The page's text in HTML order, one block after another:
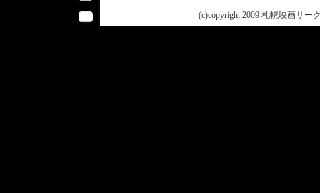
(c)copyright 2009 札幌映画サー